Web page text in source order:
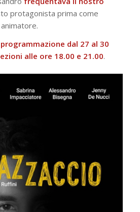
protagonista prima come
dal 27 al 30
alle ore 18.00 e 21.00.